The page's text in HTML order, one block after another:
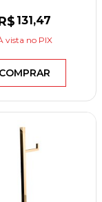
131,47
vista no PIX
COMPRAR